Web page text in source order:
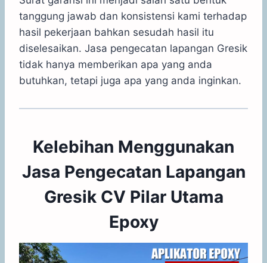
tanggung jawab dan konsistensi kami terhadap
hasil pekerjaan bahkan sesudah hasil itu
diselesaikan. Jasa pengecatan lapangan Gresik
tidak hanya memberikan apa yang anda
butuhkan, tetapi juga apa yang anda inginkan.
Kelebihan Menggunakan
Jasa Pengecatan Lapangan
Gresik CV Pilar Utama
Epoxy